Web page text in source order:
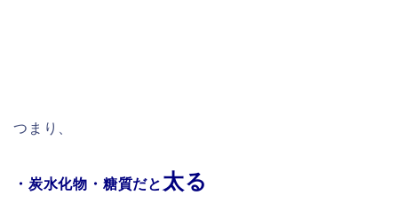
つまり、
・炭水化物・糖質だと 太る